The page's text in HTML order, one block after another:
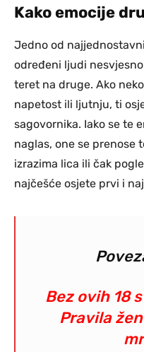
Kako emocije
Jedno od
određeni ljudi
teret na druge. Ako
napetost ili ljutnju, ti
sagovornika. Iako se te
naglas, one se prenose
izrazima lica ili čak
najčešće osjete prvi i
Bez ovih 18
Pravila